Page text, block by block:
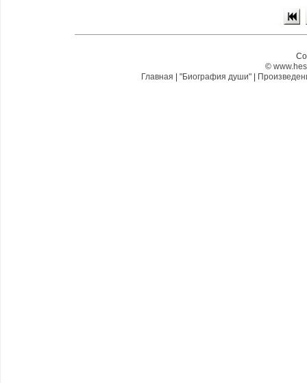
©
Главная
"Биография души"